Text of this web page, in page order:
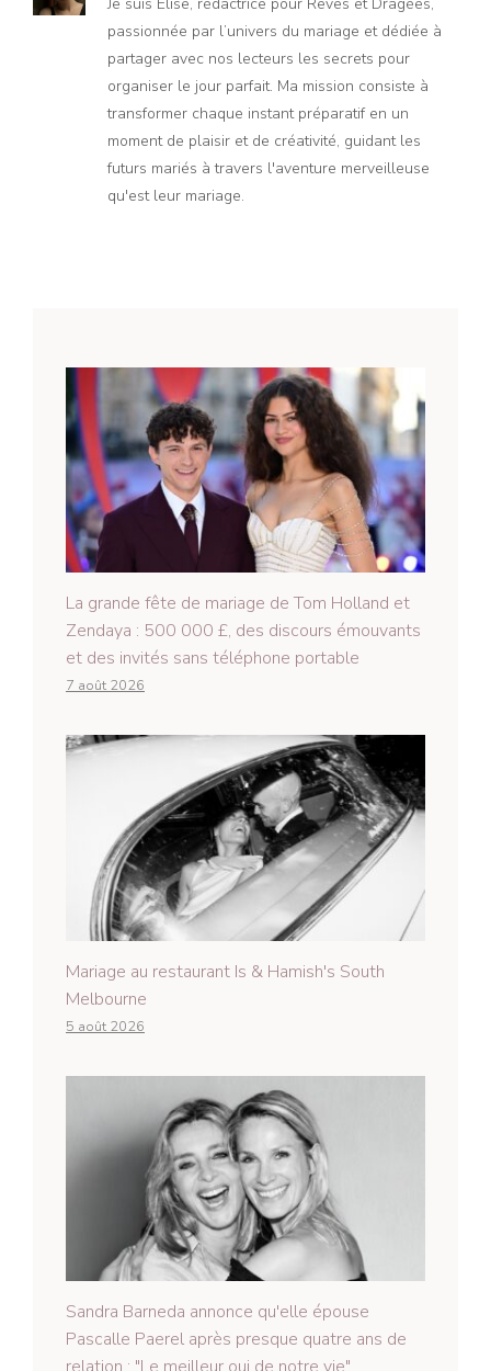
passionnée par l’univers du mariage et dédiée à
partager avec nos lecteurs les secrets pour
organiser le jour parfait. Ma mission consiste à
transformer chaque instant préparatif en un
moment de plaisir et de créativité, guidant les
futurs mariés à travers l'aventure merveilleuse
qu'est leur mariage.
La grande fête de mariage de Tom Holland et
Zendaya : 500 000 £, des discours émouvants
et des invités sans téléphone portable
7 août 2026
Mariage au restaurant Is & Hamish's South
Melbourne
5 août 2026
Sandra Barneda annonce qu'elle épouse
Pascalle Paerel après presque quatre ans de